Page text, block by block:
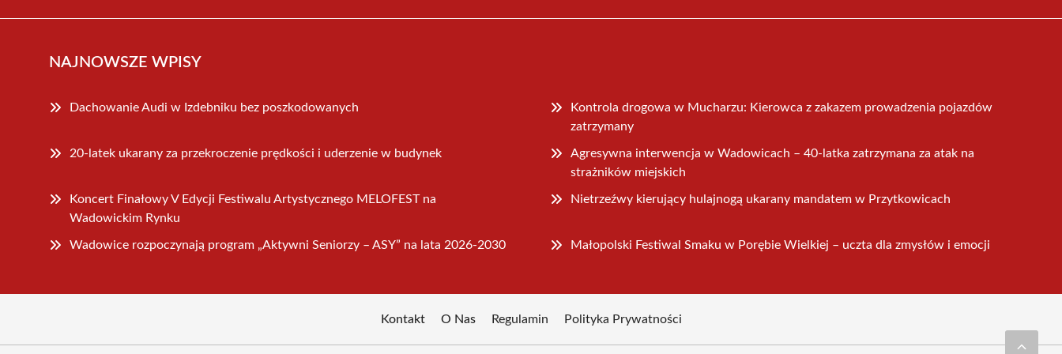
NAJNOWSZE WPISY
Dachowanie Audi w Izdebniku bez poszkodowanych
Kontrola drogowa w Mucharzu: Kierowca z zakazem prowadzenia pojazdów
zatrzymany
20-latek ukarany za przekroczenie prędkości i uderzenie w budynek
Agresywna interwencja w Wadowicach – 40-latka zatrzymana za atak na
strażników miejskich
Koncert Finałowy V Edycji Festiwalu Artystycznego MELOFEST na
Wadowickim Rynku
Nietrzeźwy kierujący hulajnogą ukarany mandatem w Przytkowicach
Wadowice rozpoczynają program „Aktywni Seniorzy – ASY” na lata 2026-2030 Małopolski Festiwal Smaku w Porębie Wielkiej – uczta dla zmysłów i emocji
Kontakt O Nas Regulamin Polityka Prywatności